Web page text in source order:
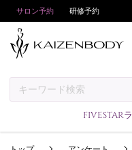
サロン予約 研修予約
FIVESTAR